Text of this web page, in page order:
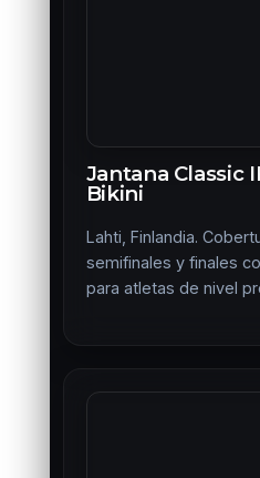
Jantana Classic
Bikini
Lahti, Finlandia.
semifinales y finales
para atletas de nivel